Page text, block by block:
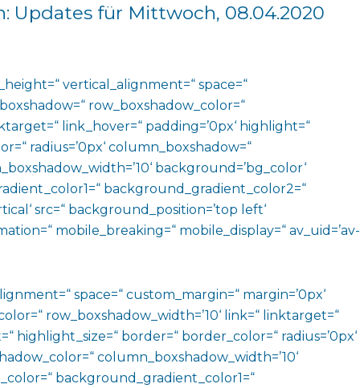
Updates für Mittwoch, 08.04.2020
vertical_alignment=“ space=“
row_boxshadow_color=“
link_hover=“ padding=’0px‘ highlight=“
radius=’0px‘ column_boxshadow=“
background=’bg_color‘
background_gradient_color2=“
src=“ background_position=’top left‘
mobile_breaking=“ mobile_display=“ av_uid=’av-
space=“ custom_margin=“ margin=’0px‘
row_boxshadow_width=’10‘ link=“ linktarget=“
highlight_size=“ border=“ border_color=“ radius=’0px‘
column_boxshadow_width=’10‘
background_gradient_color1=“